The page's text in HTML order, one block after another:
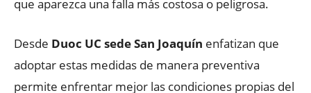
que aparezca una falla más costosa o peligrosa.
Desde Duoc UC sede San Joaquín enfatizan que
adoptar estas medidas de manera preventiva
permite enfrentar mejor las condiciones propias del